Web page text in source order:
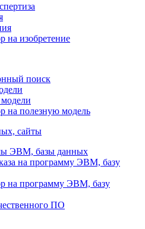
на изобретение
поиск
на полезную модель
сайты
ЭВМ, базы данных
на программу ЭВМ, базу
на программу ЭВМ, базу
ПО